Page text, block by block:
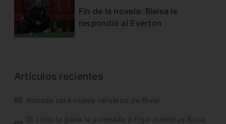
Fin de la novela: Bielsa le
respondió al Everton
Artículos recientes
Almada será nuevo refuerzo de River
Di Lollo le gana la pulseada a Figal mientras Boca